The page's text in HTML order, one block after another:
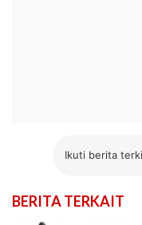
Ikuti berita
BERITA TERKAIT